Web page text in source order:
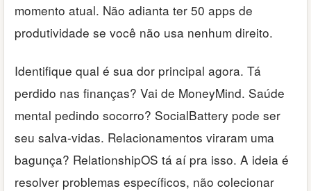
momento atual. Não adianta ter 50 apps de
produtividade se você não usa nenhum direito.
Identifique qual é sua dor principal agora. Tá
perdido nas finanças? Vai de MoneyMind. Saúde
mental pedindo socorro? SocialBattery pode ser
seu salva-vidas. Relacionamentos viraram uma
bagunça? RelationshipOS tá aí pra isso. A ideia é
resolver problemas específicos, não colecionar